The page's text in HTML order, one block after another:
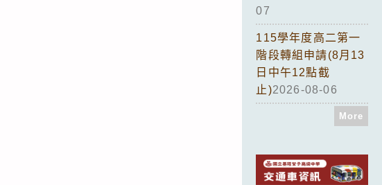
07
115學年度高二第一
階段轉組申請(8月13
日中午12點截
止)2026-08-06
More